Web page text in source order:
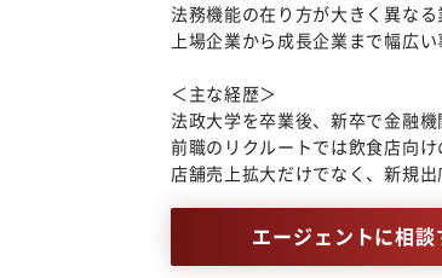
法務機能の在り方が大きく異なる
上場企業から成長企業まで幅広
＜主な経歴＞
法政大学を卒業後、新卒で金融
前職のリクルートでは飲食店向
店舗売上拡大だけでなく、新規
エージェントに相談